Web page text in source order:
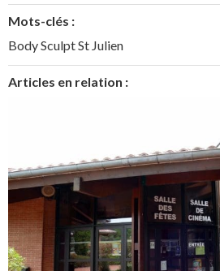
Mots-clés :
Body Sculpt St Julien
Articles en relation :